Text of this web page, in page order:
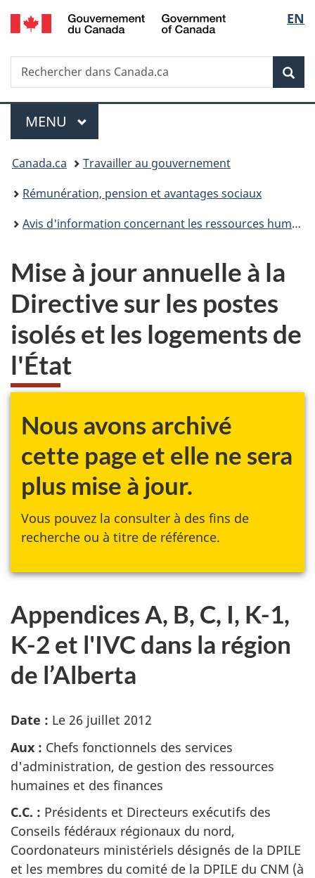
Passer
au
principal
Passer
à
Au
du
Passer
à
version
simplifiée
de
la
EN
Recherche
Rechercher
dans
Menu
MENU PRINCIPAL
Vous
êtes
ici :
Canada.ca
Travailler au gouvernement
Rémunération, pension et avantages sociaux
Avis d'information concernant les ressources humaines
Mise à jour annuelle à la
Directive sur les postes
isolés et les logements de
l'État
Nous avons archivé
cette page et elle ne sera
plus mise à jour.
Vous pouvez la consulter à des fins de
recherche ou à titre de référence.
Appendices A, B, C, I, K-1,
K-2 et l'IVC dans la région
de l’Alberta
Date : Le 26 juillet 2012
Aux : Chefs fonctionnels des services
d'administration, de gestion des ressources
humaines et des finances
C.C. : Présidents et Directeurs exécutifs des
Conseils fédéraux régionaux du nord,
Coordonateurs ministériels désignés de la DPILE
et les membres du comité de la DPILE du CNM (à